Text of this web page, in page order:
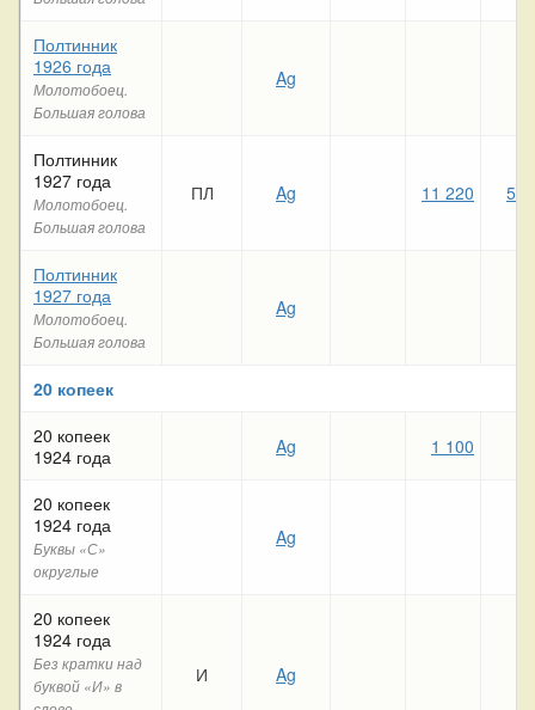
Полтинник
1926 года
Молотобоец.
Большая голова
Ag
Полтинник
1927 года
Молотобоец.
Большая голова
ПЛ Ag 11 220 5
Полтинник
1927 года
Молотобоец.
Большая голова
Ag
20 копеек
20 копеек
1924 года
Ag 1 100
20 копеек
1924 года
Буквы «С»
округлые
Ag
20 копеек
1924 года
Без кратки над
буквой «И» в
И Ag